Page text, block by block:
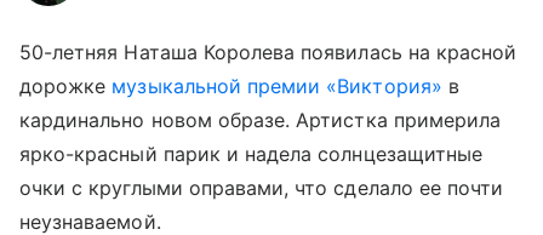
50-летняя Наташа Королева появилась на красной
дорожке музыкальной премии «Виктория» в
кардинально новом образе. Артистка примерила
ярко-красный парик и надела солнцезащитные
очки с круглыми оправами, что сделало ее почти
неузнаваемой.